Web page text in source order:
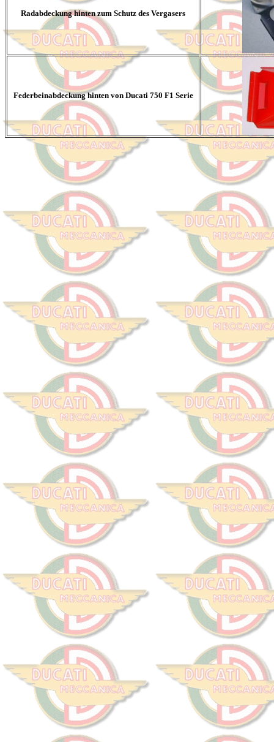
Radabdeckung hinten zum Schutz des Vergasers
Federbeinabdeckung hinten von Ducati 750 F1 Serie